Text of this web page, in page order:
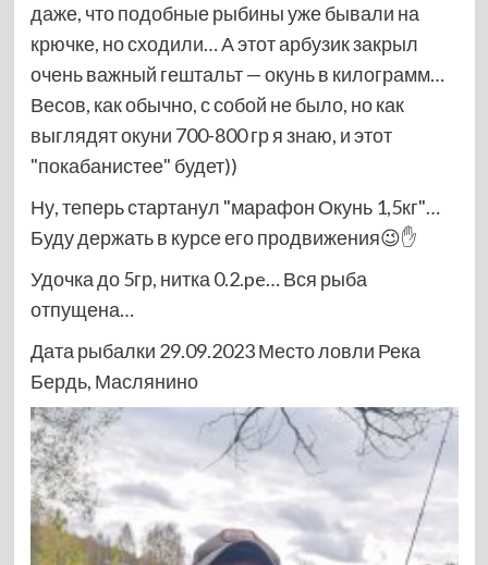
даже, что подобные рыбины уже бывали на
крючке, но сходили… А этот арбузик закрыл
очень важный гештальт — окунь в килограмм…
Весов, как обычно, с собой не было, но как
выглядят окуни 700-800 гр я знаю, и этот
"покабанистее" будет))
Ну, теперь стартанул "марафон Окунь 1,5кг"…
Буду держать в курсе его продвижения😉✋
Удочка до 5гр, нитка 0.2.pe… Вся рыба
отпущена…
Дата рыбалки 29.09.2023 Место ловли Река
Бердь, Маслянино